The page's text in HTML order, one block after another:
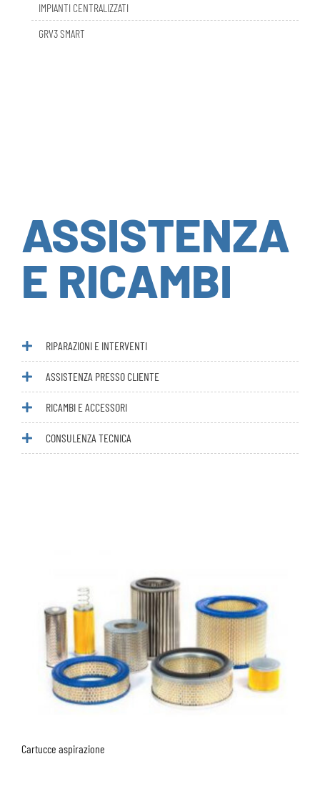
IMPIANTI CENTRALIZZATI
GRV3 SMART
ASSISTENZA
E RICAMBI
RIPARAZIONI E INTERVENTI
ASSISTENZA PRESSO CLIENTE
RICAMBI E ACCESSORI
CONSULENZA TECNICA
Cartucce aspirazione